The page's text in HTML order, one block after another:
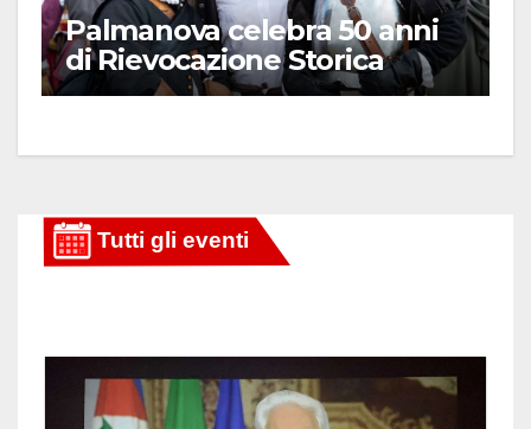
Palmanova celebra 50 anni
di Rievocazione Storica